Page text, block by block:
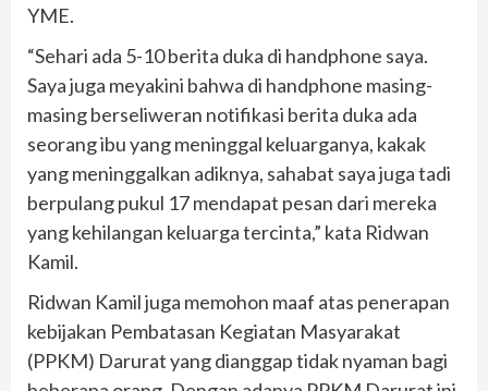
YME.
“Sehari ada 5-10 berita duka di handphone saya.
Saya juga meyakini bahwa di handphone masing-
masing berseliweran notifikasi berita duka ada
seorang ibu yang meninggal keluarganya, kakak
yang meninggalkan adiknya, sahabat saya juga tadi
berpulang pukul 17 mendapat pesan dari mereka
yang kehilangan keluarga tercinta,” kata Ridwan
Kamil.
Ridwan Kamil juga memohon maaf atas penerapan
kebijakan Pembatasan Kegiatan Masyarakat
(PPKM) Darurat yang dianggap tidak nyaman bagi